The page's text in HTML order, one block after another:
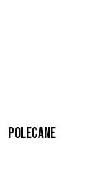
Polecane